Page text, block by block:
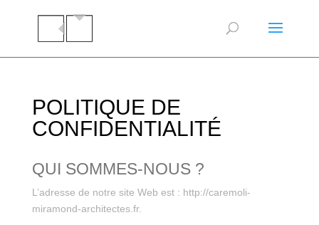
POLITIQUE DE
CONFIDENTIALITÉ
QUI SOMMES-NOUS ?
L’adresse de notre site Web est : http://caremoli-
miramond-architectes.fr.